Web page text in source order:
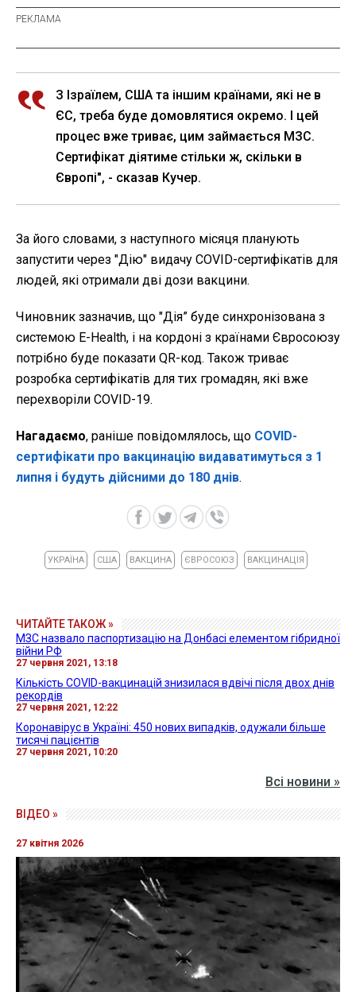
З Ізраїлем, США та іншим країнами, які не в
ЄС, треба буде домовлятися окремо. І цей
процес вже триває, цим займається МЗС.
Сертифікат діятиме стільки ж, скільки в
Європі", - сказав Кучер.
За його словами, з наступного місяця планують
запустити через "Дію" видачу COVID-сертифікатів для
людей, які отримали дві дози вакцини.
Чиновник зазначив, що "Дія” буде синхронізована з
системою E-Health, і на кордоні з країнами Євросоюзу
потрібно буде показати QR-код. Також триває
розробка сертифікатів для тих громадян, які вже
перехворіли COVID-19.
Нагадаємо, раніше повідомлялось, що COVID-
сертифікати про вакцинацію видаватимуться з 1
липня і будуть дійсними до 180 днів.
УКРАЇНА США ВАКЦИНА ЄВРОСОЮЗ ВАКЦИНАЦІЯ
ЧИТАЙТЕ ТАКОЖ »
МЗС назвало паспортизацію на Донбасі елементом гібридної
війни РФ
27 червня 2021, 13:18
Кількість COVID-вакцинацій знизилася вдвічі після двох днів
рекордів
27 червня 2021, 12:22
Коронавірус в Україні: 450 нових випадків, одужали більше
тисячі пацієнтів
27 червня 2021, 10:20
Всі новини »
ВІДЕО »
27 квітня 2026